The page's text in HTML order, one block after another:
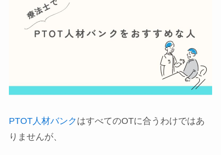
PTOT人材バンク はすべてのOTに合うわけではあ
りませんが、